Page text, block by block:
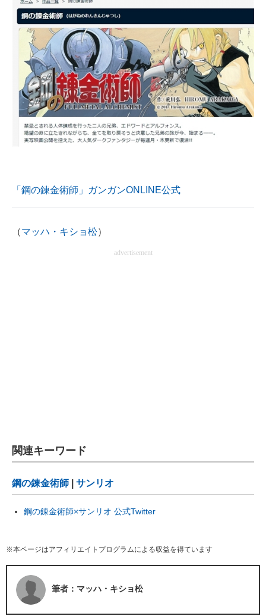
「鋼の錬金術師」ガンガンONLINE公式
（マッハ・キショ松）
advertisement
関連キーワード
鋼の錬金術師 サンリオ
鋼の錬金術師×サンリオ 公式Twitter
※本ページはアフィリエイトプログラムによる収益を得ています
筆者：マッハ・キショ松